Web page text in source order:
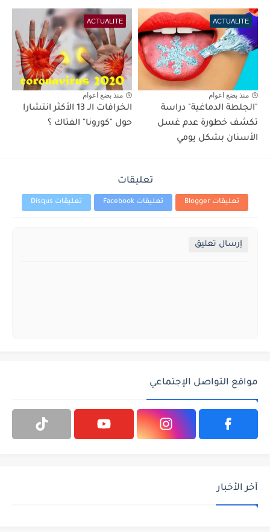
ACTUALITE
منذ بضع اعوام
"الجلطة الدماغية" دراسة
تكشف خطورة عدم غسل
الأسنان بشكل يومي
ACTUALITE
منذ بضع اعوام
الخرافات الـ 13 الأكثر انتشارا
حول "كورونا" الفتاك ؟
تعليقات
تعليقات Blogger تعليقات Facebook تعليقات Disqus
إرسال تعليق
مواقع التواصل الإجتماعي
آخر الأخبار